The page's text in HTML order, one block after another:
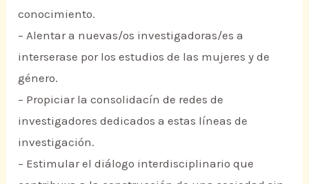
conocimiento.
– Alentar a nuevas/os investigadoras/es a
interserase por los estudios de las mujeres y de
género.
– Propiciar la consolidacín de redes de
investigadores dedicados a estas líneas de
investigación.
– Estimular el diálogo interdisciplinario que